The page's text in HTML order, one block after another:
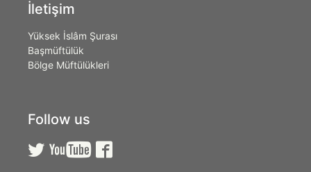
İletişim
Yüksek İslâm Şurası
Başmüftülük
Bölge Müftülükleri
Follow us
  